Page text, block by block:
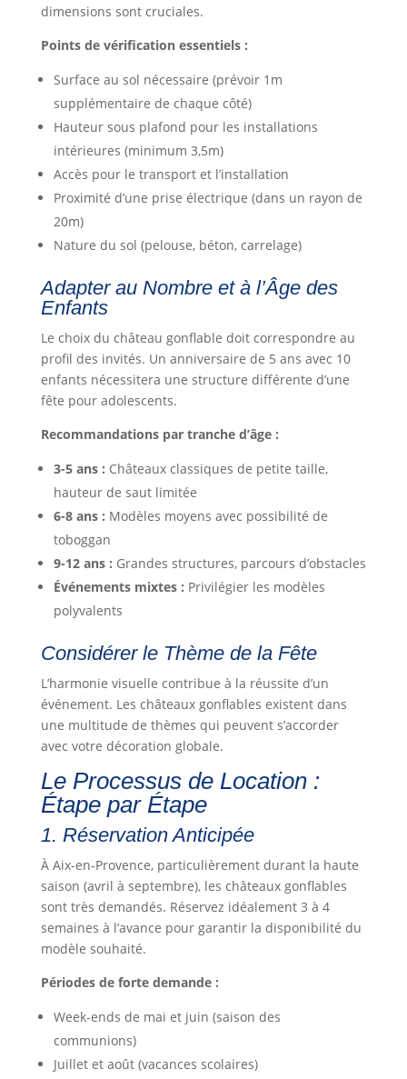
dimensions sont cruciales.
Points de vérification essentiels :
Surface au sol nécessaire (prévoir 1m
supplémentaire de chaque côté)
Hauteur sous plafond pour les installations
intérieures (minimum 3,5m)
Accès pour le transport et l’installation
Proximité d’une prise électrique (dans un rayon de
20m)
Nature du sol (pelouse, béton, carrelage)
Adapter au Nombre et à l’Âge des
Enfants
Le choix du château gonflable doit correspondre au
profil des invités. Un anniversaire de 5 ans avec 10
enfants nécessitera une structure différente d’une
fête pour adolescents.
Recommandations par tranche d’âge :
3-5 ans : Châteaux classiques de petite taille,
hauteur de saut limitée
6-8 ans : Modèles moyens avec possibilité de
toboggan
9-12 ans : Grandes structures, parcours d’obstacles
Événements mixtes : Privilégier les modèles
polyvalents
Considérer le Thème de la Fête
L’harmonie visuelle contribue à la réussite d’un
événement. Les châteaux gonflables existent dans
une multitude de thèmes qui peuvent s’accorder
avec votre décoration globale.
Le Processus de Location :
Étape par Étape
1. Réservation Anticipée
À Aix-en-Provence, particulièrement durant la haute
saison (avril à septembre), les châteaux gonflables
sont très demandés. Réservez idéalement 3 à 4
semaines à l’avance pour garantir la disponibilité du
modèle souhaité.
Périodes de forte demande :
Week-ends de mai et juin (saison des
communions)
Juillet et août (vacances scolaires)